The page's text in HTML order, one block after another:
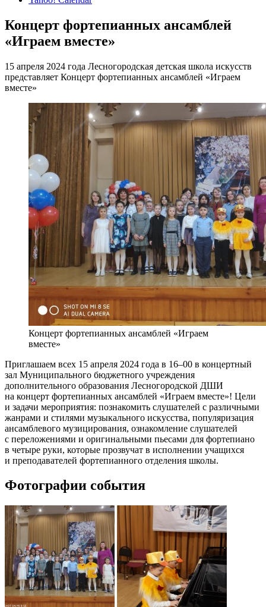
Концерт фортепианных ансамблей
«Играем вместе»
15 апреля 2024 года Лесногородская детская школа искусств
представляет Концерт фортепианных ансамблей «Играем
вместе»
Концерт фортепианных ансамблей «Играем
вместе»
Приглашаем всех 15 апреля 2024 года в 16–00 в концертный
зал Муниципального бюджетного учреждения
дополнительного образования Лесногородской ДШИ
на концерт фортепианных ансамблей «Играем вместе»! Цели
и задачи мероприятия: познакомить слушателей с различными
жанрами и стилями музыкального искусства, популяризация
ансамблевого музицирования, ознакомление слушателей
с переложениями и оригинальными пьесами для фортепиано
в четыре руки, которые прозвучат в исполнении учащихся
и преподавателей фортепианного отделения школы.
Фотографии события